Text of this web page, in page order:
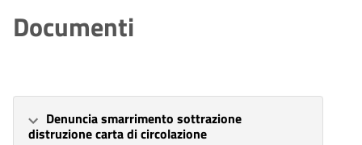
Documenti
Denuncia smarrimento sottrazione
distruzione carta di circolazione